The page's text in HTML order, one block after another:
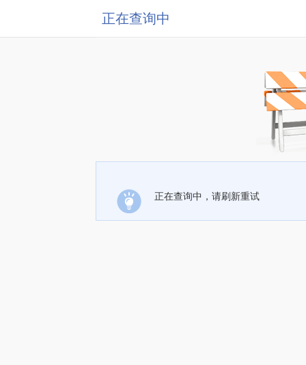
正在查询中
正在查询中，请刷新重试